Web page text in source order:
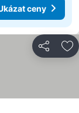
ceny
Sdílet